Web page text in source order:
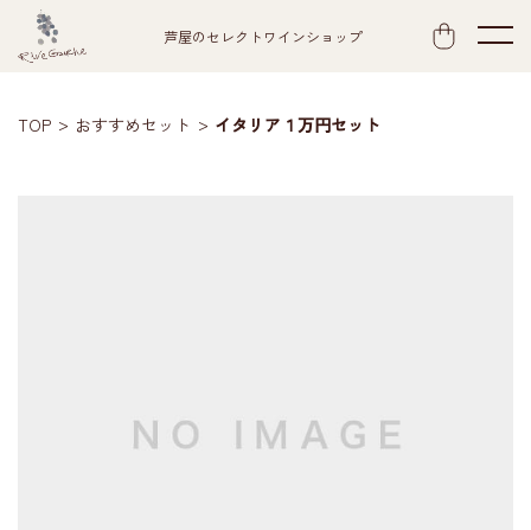
芦屋のセレクトワインショップ
TOP おすすめセット イタリア１万円セット